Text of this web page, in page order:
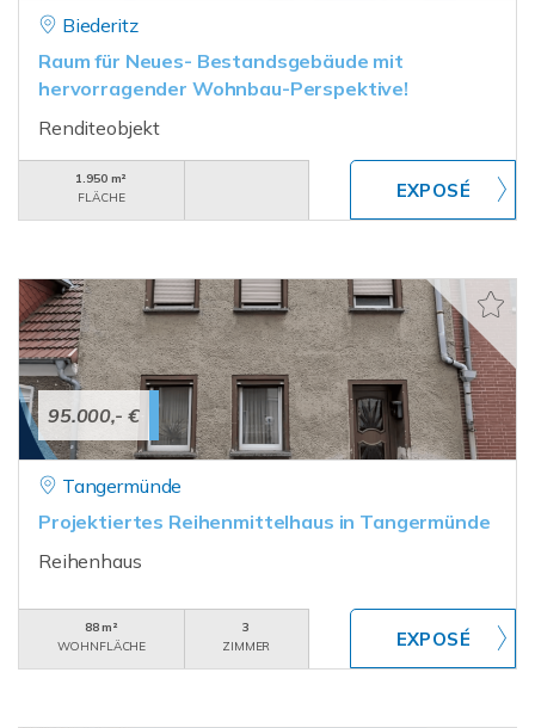
Biederitz
Raum für Neues- Bestandsgebäude mit
hervorragender Wohnbau-Perspektive!
Renditeobjekt
1.950 m²
FLÄCHE
95.000,- €
Tangermünde
Projektiertes Reihenmittelhaus in Tangermünde
Reihenhaus
88 m²
WOHNFLÄCHE
3
ZIMMER